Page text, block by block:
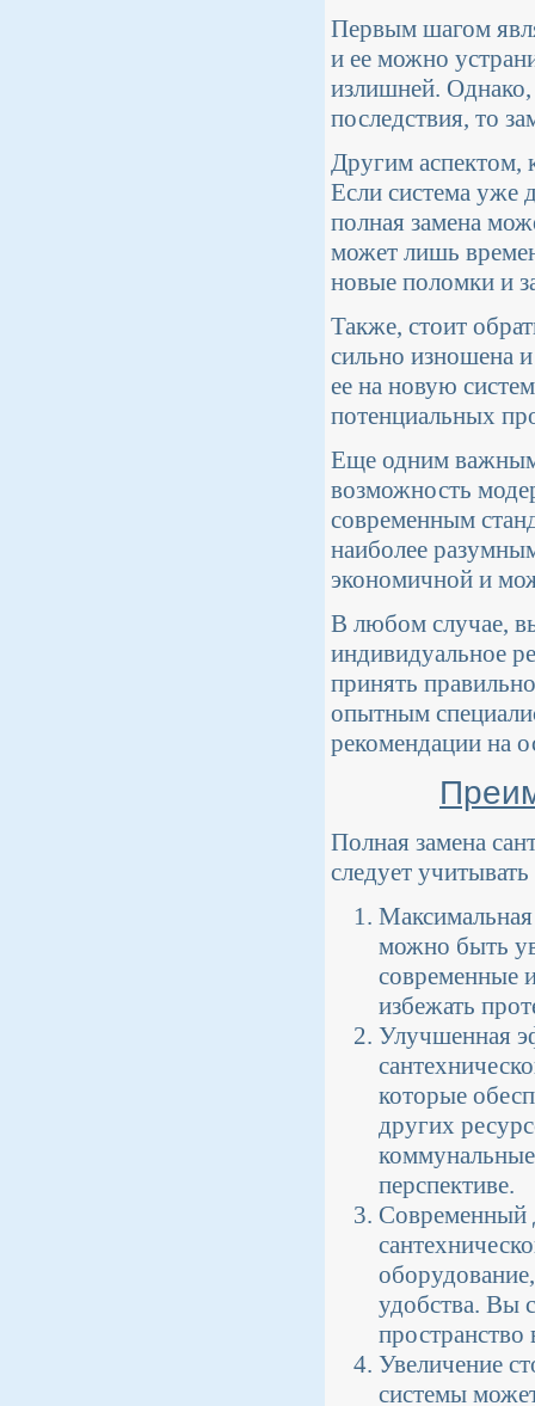
Первым шагом
и ее можно
излишней. Однако,
последствия, то
Другим аспектом,
Если система уже
полная замена
может лишь
новые поломки и
Также, стоит
сильно изношена
ее на новую
потенциальных
Еще одним важным
возможность
современным
наиболее
экономичной и
В любом случае,
индивидуальное
принять
опытным
рекомендации на
Полная замена
следует
можно быть
современные
избежать
Улучшенная
которые
других
перспективе.
Современный
удобства. Вы
пространство
Увеличение
системы